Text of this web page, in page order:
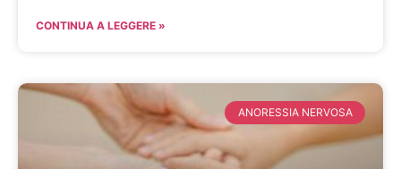
CONTINUA A LEGGERE »
ANORESSIA NERVOSA